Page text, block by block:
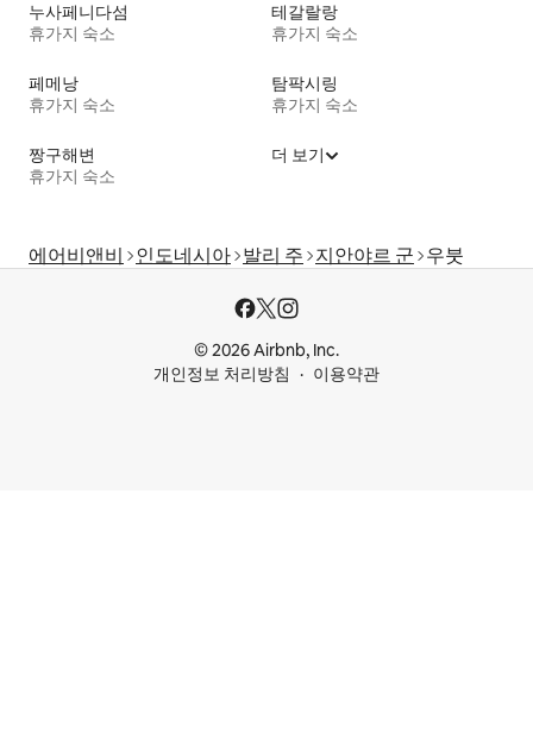
누사페니다섬
휴가지 숙소
테갈랄랑
휴가지 숙소
페메낭
휴가지 숙소
탐팍시링
휴가지 숙소
짱구해변
휴가지 숙소
더 보기
에어비앤비 인도네시아 발리 주 지안야르 군 우붓
© 2026 Airbnb, Inc.
개인정보 처리방침
이용약관